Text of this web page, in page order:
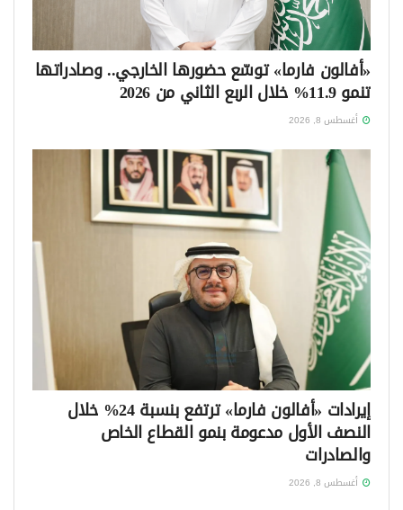
«أفالون فارما» توسّع حضورها الخارجي.. وصادراتها
تنمو 11.9% خلال الربع الثاني من 2026
أغسطس 8, 2026
إيرادات «أفالون فارما» ترتفع بنسبة 24% خلال
النصف الأول مدعومة بنمو القطاع الخاص
والصادرات
أغسطس 8, 2026